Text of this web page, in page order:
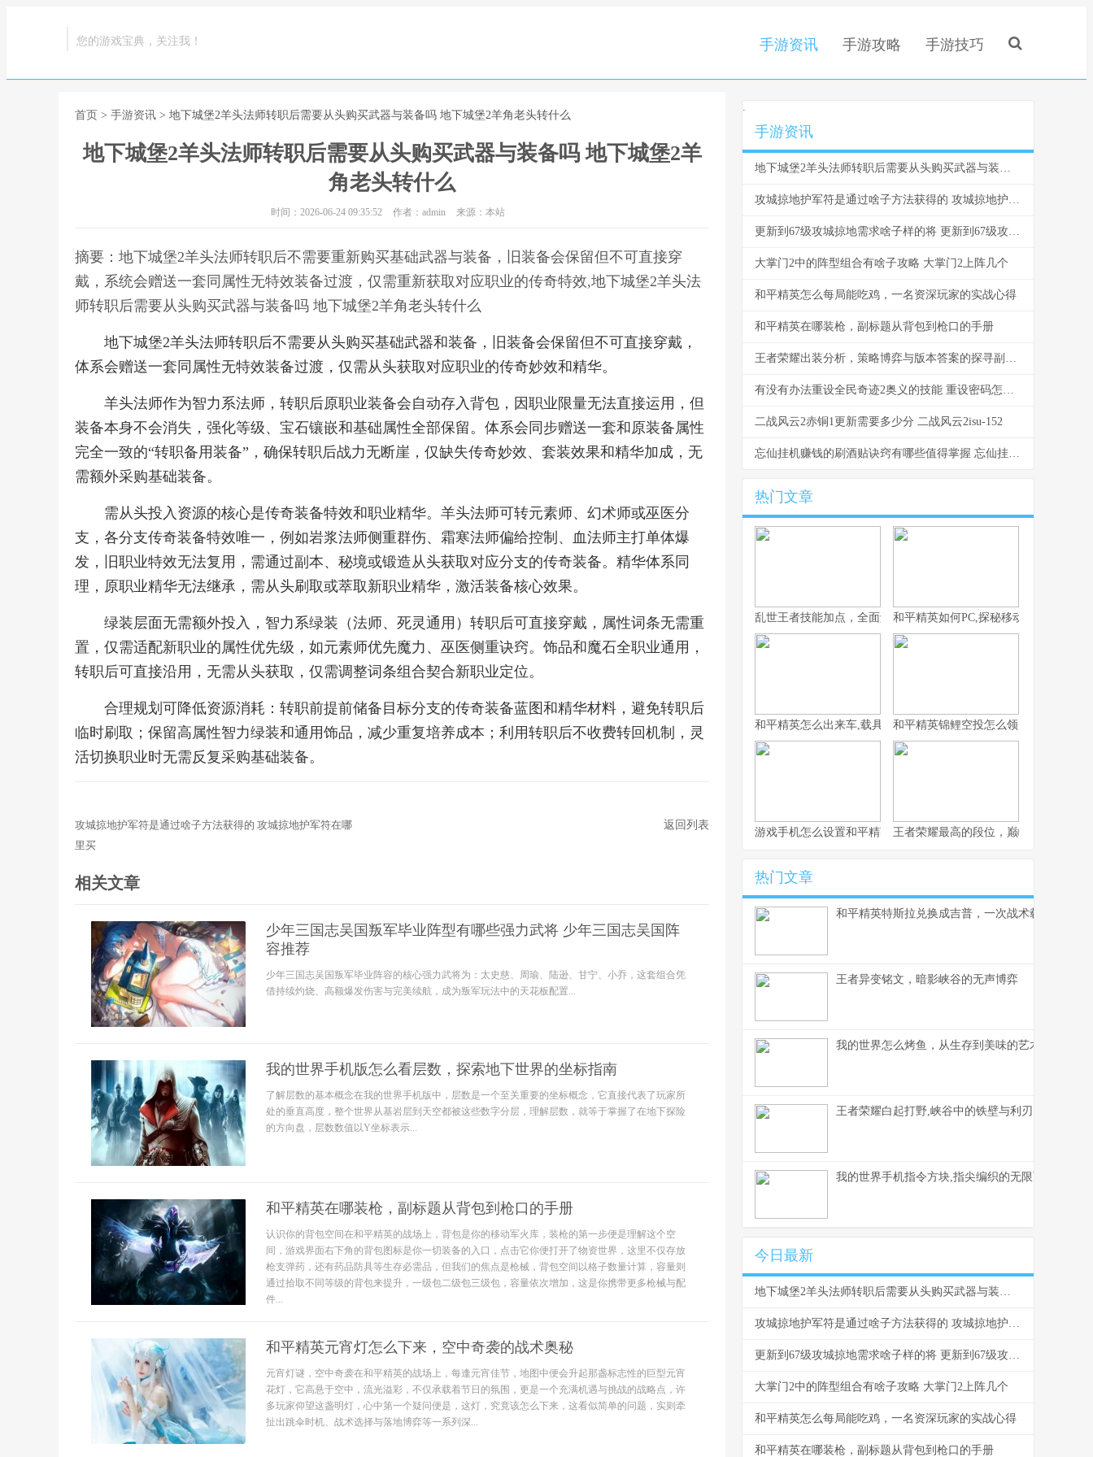
您的游戏宝典，关注我！ 手游资讯 手游攻略 手游技巧
首页 > 手游资讯 > 地下城堡2羊头法师转职后需要从头购买武器与装备吗 地下城堡2羊角老头转什么
地下城堡2羊头法师转职后需要从头购买武器与装备吗 地下城堡2羊
角老头转什么
时间：2026-06-24 09:35:52 作者：admin 来源：本站
摘要：地下城堡2羊头法师转职后不需要重新购买基础武器与装备，旧装备会保留但不可直接穿
戴，系统会赠送一套同属性无特效装备过渡，仅需重新获取对应职业的传奇特效,地下城堡2羊头法
师转职后需要从头购买武器与装备吗 地下城堡2羊角老头转什么
地下城堡2羊头法师转职后不需要从头购买基础武器和装备，旧装备会保留但不可直接穿戴，
体系会赠送一套同属性无特效装备过渡，仅需从头获取对应职业的传奇妙效和精华。
羊头法师作为智力系法师，转职后原职业装备会自动存入背包，因职业限量无法直接运用，但
装备本身不会消失，强化等级、宝石镶嵌和基础属性全部保留。体系会同步赠送一套和原装备属性
完全一致的“转职备用装备”，确保转职后战力无断崖，仅缺失传奇妙效、套装效果和精华加成，无
需额外采购基础装备。
需从头投入资源的核心是传奇装备特效和职业精华。羊头法师可转元素师、幻术师或巫医分
支，各分支传奇装备特效唯一，例如岩浆法师侧重群伤、霜寒法师偏给控制、血法师主打单体爆
发，旧职业特效无法复用，需通过副本、秘境或锻造从头获取对应分支的传奇装备。精华体系同
理，原职业精华无法继承，需从头刷取或萃取新职业精华，激活装备核心效果。
绿装层面无需额外投入，智力系绿装（法师、死灵通用）转职后可直接穿戴，属性词条无需重
置，仅需适配新职业的属性优先级，如元素师优先魔力、巫医侧重诀窍。饰品和魔石全职业通用，
转职后可直接沿用，无需从头获取，仅需调整词条组合契合新职业定位。
合理规划可降低资源消耗：转职前提前储备目标分支的传奇装备蓝图和精华材料，避免转职后
临时刷取；保留高属性智力绿装和通用饰品，减少重复培养成本；利用转职后不收费转回机制，灵
活切换职业时无需反复采购基础装备。
攻城掠地护军符是通过啥子方法获得的 攻城掠地护军符在哪
里买
返回列表
相关文章
少年三国志吴国叛军毕业阵型有哪些强力武将 少年三国志吴国阵
容推荐
少年三国志吴国叛军毕业阵容的核心强力武将为：太史慈、周瑜、陆逊、甘宁、小乔，这套组合凭
借持续灼烧、高额爆发伤害与完美续航，成为叛军玩法中的天花板配置...
我的世界手机版怎么看层数，探索地下世界的坐标指南
了解层数的基本概念在我的世界手机版中，层数是一个至关重要的坐标概念，它直接代表了玩家所
处的垂直高度，整个世界从基岩层到天空都被这些数字分层，理解层数，就等于掌握了在地下探险
的方向盘，层数数值以Y坐标表示...
和平精英在哪装枪，副标题从背包到枪口的手册
认识你的背包空间在和平精英的战场上，背包是你的移动军火库，装枪的第一步便是理解这个空
间，游戏界面右下角的背包图标是你一切装备的入口，点击它你便打开了物资世界，这里不仅存放
枪支弹药，还有药品防具等生存必需品，但我们的焦点是枪械，背包空间以格子数量计算，容量则
通过拾取不同等级的背包来提升，一级包二级包三级包，容量依次增加，这是你携带更多枪械与配
件...
和平精英元宵灯怎么下来，空中奇袭的战术奥秘
元宵灯谜，空中奇袭在和平精英的战场上，每逢元宵佳节，地图中便会升起那盏标志性的巨型元宵
花灯，它高悬于空中，流光溢彩，不仅承载着节日的氛围，更是一个充满机遇与挑战的战略点，许
多玩家仰望这盏明灯，心中第一个疑问便是，这灯，究竟该怎么下来，这看似简单的问题，实则牵
扯出跳伞时机、战术选择与落地博弈等一系列深...
.
手游资讯
地下城堡2羊头法师转职后需要从头购买武器与装备吗 地下城堡2羊角老头转什么
攻城掠地护军符是通过啥子方法获得的 攻城掠地护军符在哪里买
更新到67级攻城掠地需求啥子样的将 更新到67级攻城要多久
大掌门2中的阵型组合有啥子攻略 大掌门2上阵几个
和平精英怎么每局能吃鸡，一名资深玩家的实战心得
和平精英在哪装枪，副标题从背包到枪口的手册
王者荣耀出装分析，策略博弈与版本答案的探寻副标题
有没有办法重设全民奇迹2奥义的技能 重设密码怎么设置
二战风云2赤铜1更新需要多少分 二战风云2isu-152
忘仙挂机赚钱的刷酒贴诀窍有哪些值得掌握 忘仙挂机赚钱的软件
热门文章
乱世王者技能加点，全面解析核心技能选择策略
和平精英如何PC,探秘移动竞技的桌面
和平精英怎么出来车,载具召唤的艺术与战术和平精英锦鲤空投怎么领，附幸运获取
游戏手机怎么设置和平精英，高手操作流畅如风的秘诀
王者荣耀最高的段位，巅峰之上的孤
热门文章
和平精英特斯拉兑换成吉普，一次战术载具的审美
王者异变铭文，暗影峡谷的无声博弈
我的世界怎么烤鱼，从生存到美味的艺术
王者荣耀白起打野,峡谷中的铁壁与利刃
我的世界手机指令方块,指尖编织的无限可能，副
今日最新
地下城堡2羊头法师转职后需要从头购买武器与装备吗 地下城堡2羊角老头转什么
攻城掠地护军符是通过啥子方法获得的 攻城掠地护军符在哪里买
更新到67级攻城掠地需求啥子样的将 更新到67级攻城要多久
大掌门2中的阵型组合有啥子攻略 大掌门2上阵几个
和平精英怎么每局能吃鸡，一名资深玩家的实战心得
和平精英在哪装枪，副标题从背包到枪口的手册